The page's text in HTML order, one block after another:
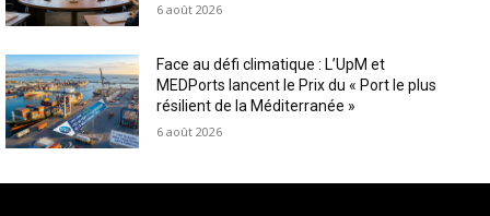
6 août 2026
Face au défi climatique : L’UpM et
MEDPorts lancent le Prix du « Port le plus
résilient de la Méditerranée »
6 août 2026